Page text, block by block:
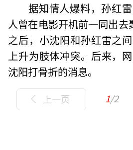
据知情人爆料，孙红
人曾在电影开机前一同出去
之后，小沈阳和孙红雷之
上升为肢体冲突。后来，
沈阳打骨折的消息。
上一页 1/2